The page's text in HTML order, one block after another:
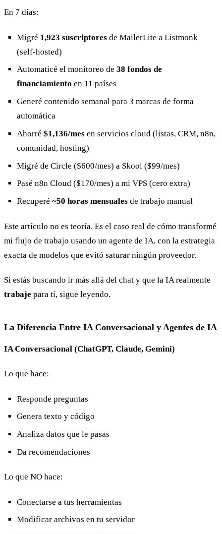
En 7 días:
Migré 1,923 suscriptoresde MailerLite a Listmonk
(self-hosted)
Automaticé el monitoreo de 38 fondos de
financiamiento en 11 países
Generé contenido semanal para 3 marcas de forma
automática
Ahorré $1,136/mesen servicios cloud (listas, CRM, n8n,
comunidad, hosting)
Migré de Circle ($600/mes) a Skool ($99/mes)
Pasé n8n Cloud ($170/mes) a mi VPS (cero extra)
Recuperé ~50 horas mensualesde trabajo manual
Este artículo no es teoría. Es el caso real de cómo transformé
mi flujo de trabajo usando un agente de IA, con la estrategia
exacta de modelos que evitó saturar ningún proveedor.
Si estás buscando ir más allá del chat y que la IA realmente
trabaje para ti, sigue leyendo.
La Diferencia Entre IA Conversacional y Agentes de IA
IA Conversacional (ChatGPT, Claude, Gemini)
Lo que hace:
Responde preguntas
Genera texto y código
Analiza datos que le pasas
Da recomendaciones
Lo que NO hace:
Conectarse a tus herramientas
Modificar archivos en tu servidor